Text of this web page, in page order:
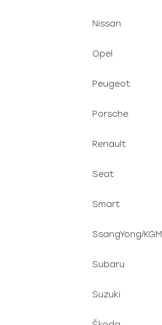
Nissan
Opel
Peugeot
Porsche
Renault
Seat
Smart
SsangYong/KGM
Subaru
Suzuki